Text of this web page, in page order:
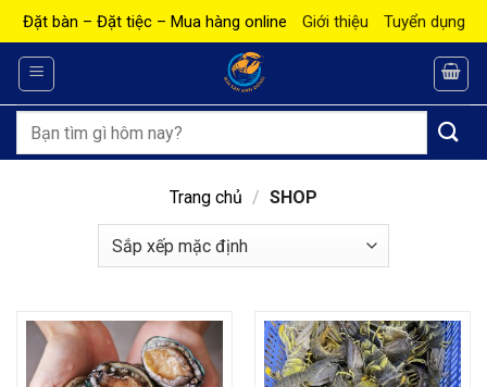
qua
nội
dung
Đặt bàn – Đặt tiệc – Mua hàng online Giới thiệu Tuyển dụng
Tìm
kiếm:
Trang chủ / SHOP